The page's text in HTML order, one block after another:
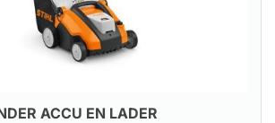
ACCU EN LADER